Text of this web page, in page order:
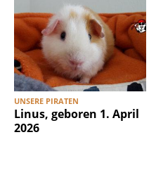
UNSERE PIRATEN
Linus, geboren 1. April
2026